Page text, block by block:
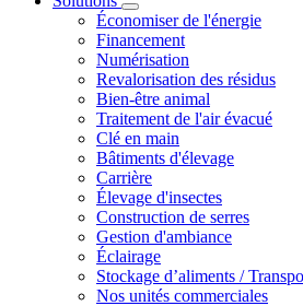
Économiser de l'énergie
Financement
Numérisation
Revalorisation des résidus
Bien-être animal
Traitement de l'air évacué
Clé en main
Bâtiments d'élevage
Carrière
Élevage d'insectes
Construction de serres
Gestion d'ambiance
Éclairage
Stockage d’aliments /
Nos unités commerciales